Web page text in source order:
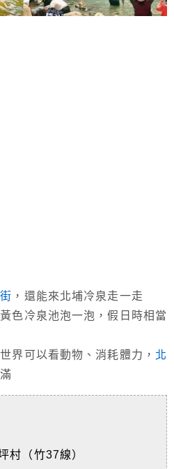
，還能來北埔冷泉走一走
色冷泉池泡一泡，假日時相當
界可以看動物、消耗體力， 北
村（竹37線）